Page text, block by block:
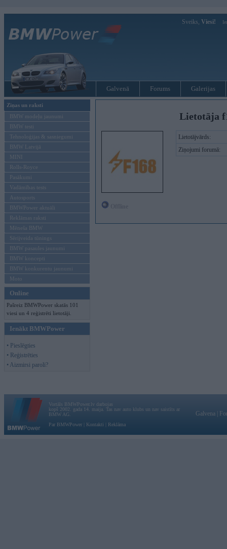
Sveiks, Viesi!
Galvenā Forums Galerijas
Ziņas un raksti
BMW modeļu jaunumi
BMW testi
Tehnoloģijas & sasniegumi
BMW Latvijā
MINI
Rolls-Royce
Pasākumi
Vadāmības tests
Autosports
BMWPower aktuāli
Reklāmas raksti
Mēneša BMW
Sērijveida tūnings
BMW pasaules jaunumi
BMW koncepti
BMW konkurentu jaunumi
Moto
Online
Pašreiz BMWPower skatās 101
viesi un 4 reģistrēti lietotāji.
Ienākt BMWPower
• Pieslēgties
• Reģistrēties
• Aizmirsi paroli?
Lietotāja
Lietotājvārds:
Ziņojumi forumā:
Vortāls BMWPower.lv darbojas
kopš 2002. gada 14. maija. Tas nav auto klubs un nav saistīts ar
BMW AG.
Par BMWPower
Kontakti Reklāma
Galvena